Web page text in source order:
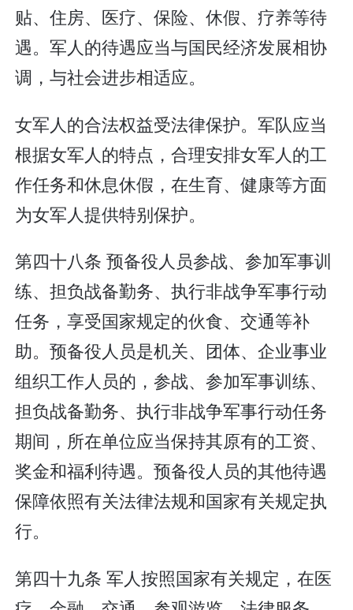
贴、住房、医疗、保险、休假、疗养等待
遇。军人的待遇应当与国民经济发展相协
调，与社会进步相适应。
女军人的合法权益受法律保护。军队应当
根据女军人的特点，合理安排女军人的工
作任务和休息休假，在生育、健康等方面
为女军人提供特别保护。
第四十八条 预备役人员参战、参加军事训
练、担负战备勤务、执行非战争军事行动
任务，享受国家规定的伙食、交通等补
助。预备役人员是机关、团体、企业事业
组织工作人员的，参战、参加军事训练、
担负战备勤务、执行非战争军事行动任务
期间，所在单位应当保持其原有的工资、
奖金和福利待遇。预备役人员的其他待遇
保障依照有关法律法规和国家有关规定执
行。
第四十九条 军人按照国家有关规定，在医